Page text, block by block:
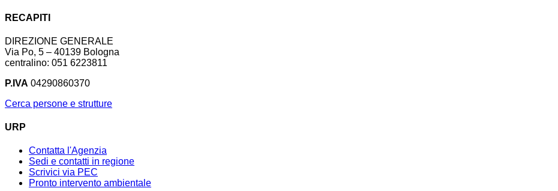
RECAPITI
DIREZIONE GENERALE
Via Po, 5 – 40139 Bologna
centralino: 051 6223811
P.IVA 04290860370
Cerca persone e strutture
URP
Contatta l'Agenzia
Sedi e contatti in regione
Scrivici via PEC
Pronto intervento ambientale